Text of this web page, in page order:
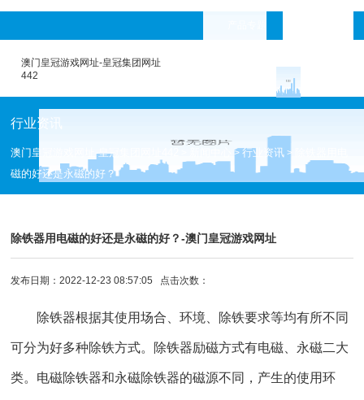
澳门皇冠游戏网址-皇冠集团网址
442
行业资讯
澳门皇冠游戏网址-皇冠集团网址442 >行业资讯 >
磁的好还是永磁的好？
除铁器用电磁的好还是永磁的好？-澳门皇冠游戏网址
发布日期：2022-12-23 08:57:05 点击次数：
除铁器根据其使用场合、环境、除铁要求等均有所不同
可分为好多种除铁方式。 除铁器励磁方式有电磁、永磁二大
类。电磁除铁器和永磁除铁器的磁源不同，产生的使用环